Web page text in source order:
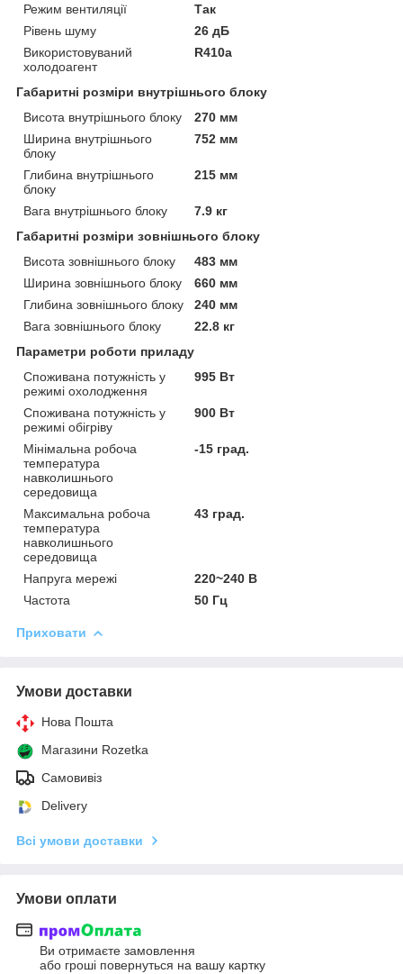
Режим вентиляції
Так
Рівень шуму
26 дБ
Використовуваний
холодоагент
R410a
Габаритні розміри внутрішнього блоку
Висота внутрішнього блоку
270 мм
Ширина внутрішнього
блоку
752 мм
Глибина внутрішнього
блоку
215 мм
Вага внутрішнього блоку
7.9 кг
Габаритні розміри зовнішнього блоку
Висота зовнішнього блоку
483 мм
Ширина зовнішнього блоку
660 мм
Глибина зовнішнього блоку
240 мм
Вага зовнішнього блоку
22.8 кг
Параметри роботи приладу
Споживана потужність у
режимі охолодження
995 Вт
Споживана потужність у
режимі обігріву
900 Вт
Мінімальна робоча
температура
навколишнього
середовища
-15 град.
Максимальна робоча
температура
навколишнього
середовища
43 град.
Напруга мережі
220~240 В
Частота
50 Гц
Приховати
Умови доставки
Нова Пошта
Магазини Rozetka
Самовивіз
Delivery
Всі умови доставки
Умови оплати
Ви отримаєте замовлення
або гроші повернуться на вашу картку